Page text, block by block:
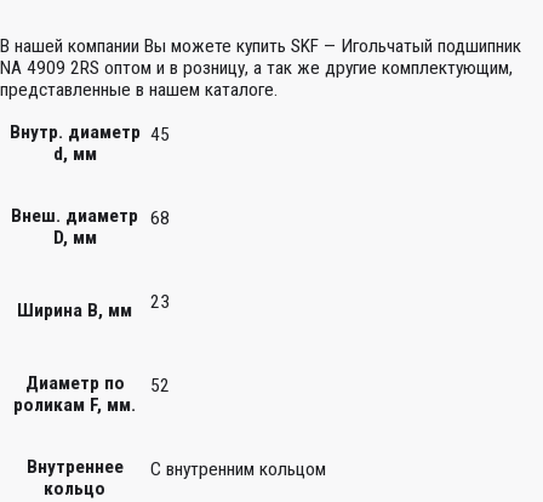
В нашей компании Вы можете купить SKF — Игольчатый подшипник
NA 4909 2RS оптом и в розницу, а так же другие комплектующим,
представленные в нашем каталоге.
Внутр. диаметр
d, мм
45
Внеш. диаметр
D, мм
68
Ширина B, мм 23
Диаметр по
роликам F, мм.
52
Внутреннее
кольцо
С внутренним кольцом